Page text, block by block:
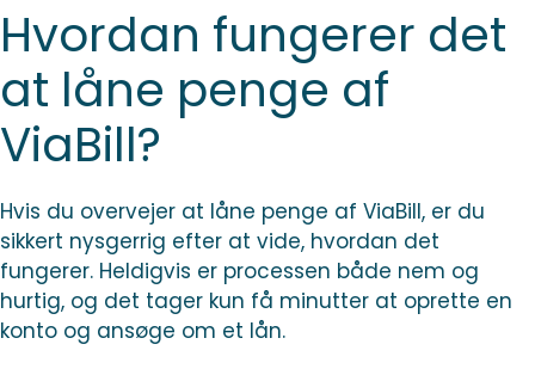
Hvordan fungerer det
at låne penge af
ViaBill?
Hvis du overvejer at låne penge af ViaBill, er du
sikkert nysgerrig efter at vide, hvordan det
fungerer. Heldigvis er processen både nem og
hurtig, og det tager kun få minutter at oprette en
konto og ansøge om et lån.